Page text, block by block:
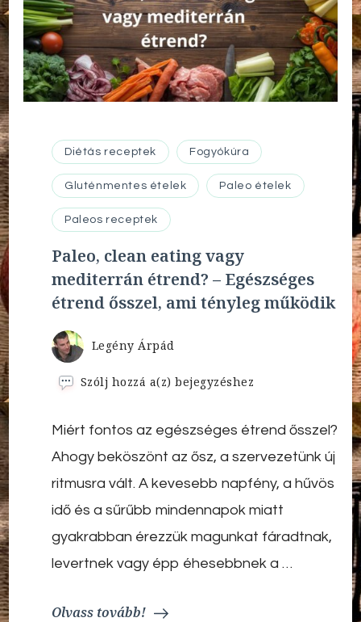
Diétás receptek Fogyókúra
Gluténmentes ételek Paleo ételek
Paleos receptek
Paleo, clean eating vagy
mediterrán étrend? – Egészséges
étrend ősszel, ami tényleg működik
Legény Árpád
Szólj hozzá a(z)Paleo,
vagy
mediterrán
étrend?
–
étrend
ősszel,
tényleg
bejegyzéshez
Miért fontos az egészséges étrend ősszel?
Ahogy beköszönt az ősz, a szervezetünk új
ritmusra vált. A kevesebb napfény, a hűvös
idő és a sűrűbb mindennapok miatt
gyakrabban érezzük magunkat fáradtnak,
levertnek vagy épp éhesebbnek a …
Olvass tovább!